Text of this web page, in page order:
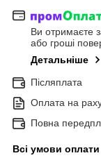
Ви отримаєте
або гроші
Детальніше
Післяплата
Оплата на
Повна
Всі умови оплати